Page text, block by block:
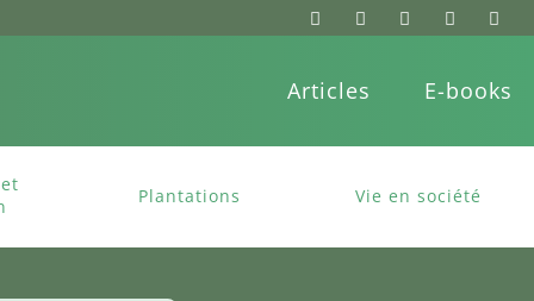
Articles E-books
Plantations Vie en société